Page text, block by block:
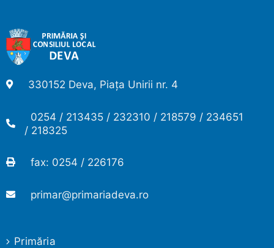
330152 Deva, Piața Unirii nr. 4
0254 / 213435 / 232310 / 218579 / 234651
/ 218325
fax: 0254 / 226176
primar@primariadeva.ro
Primăria